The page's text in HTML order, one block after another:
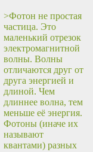
>Фотон не простая
частица. Это
маленький отрезок
электромагнитной
волны. Волны
отличаются друг от
друга энергией и
длиной. Чем
длиннее волна, тем
меньше её энергия.
Фотоны (иначе их
называют
квантами) разных